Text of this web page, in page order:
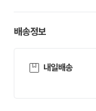
배송정보
내일배송